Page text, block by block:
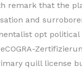
remark that the
and
opt
quill license